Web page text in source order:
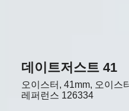
데이트저스트 41
오이스터, 41mm, 오이스
레퍼런스 126334